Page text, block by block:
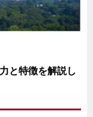
と特徴を解説し